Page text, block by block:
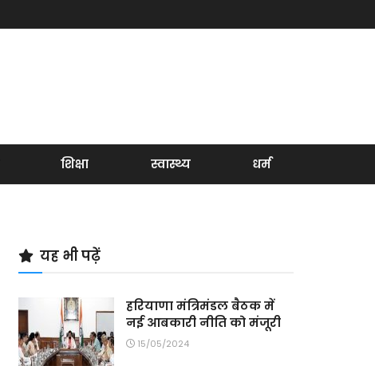
शिक्षा स्वास्थ्य धर्म
यह भी पढ़ें
हरियाणा मंत्रिमंडल बैठक में
नई आबकारी नीति को मंजूरी
15/05/2024